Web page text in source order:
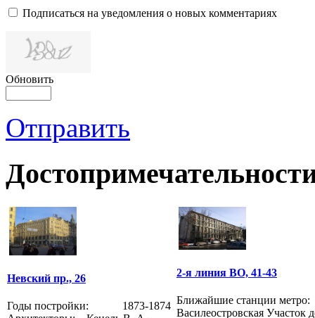
Подписаться на уведомления о новых комментариях
Обновить
Отправить
Невский пр., 26
Годы постройки: 1873-1874
2-я линия ВО, 41-43
Ближайшие станции метро:
Василеостровская Участок